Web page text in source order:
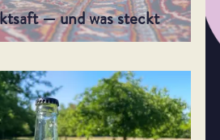
— und was steckt
und was erlaubt der Begriff
Nacherhitzen, Schönung. Und